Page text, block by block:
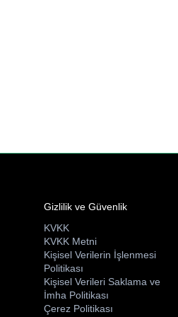
Gizlilik ve Güvenlik
KVKK
KVKK Metni
Kişisel Verilerin İşlenmesi
Politikası
Kişisel Verileri Saklama ve
İmha Politikası
Çerez Politikası